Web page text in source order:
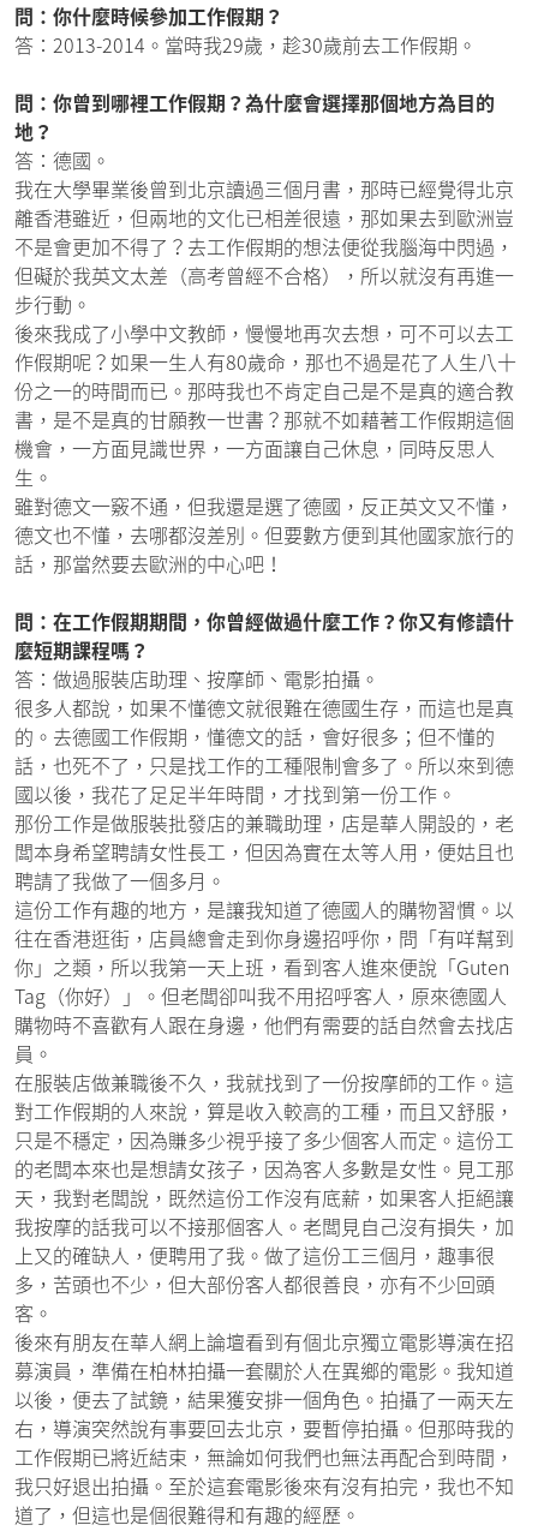
問：你什麼時候參加工作假期？
答：2013-2014。當時我29歲，趁30歲前去工作假期。
問：你曾到哪裡工作假期？為什麼會選擇那個地方為目的
地？
答：德國。
我在大學畢業後曾到北京讀過三個月書，那時已經覺得北京
離香港雖近，但兩地的文化已相差很遠，那如果去到歐洲豈
不是會更加不得了？去工作假期的想法便從我腦海中閃過，
但礙於我英文太差（高考曾經不合格），所以就沒有再進一
步行動。
後來我成了小學中文教師，慢慢地再次去想，可不可以去工
作假期呢？如果一生人有80歲命，那也不過是花了人生八十
份之一的時間而已。那時我也不肯定自己是不是真的適合教
書，是不是真的甘願教一世書？那就不如藉著工作假期這個
機會，一方面見識世界，一方面讓自己休息，同時反思人
生。
雖對德文一竅不通，但我還是選了德國，反正英文又不懂，
德文也不懂，去哪都沒差別。但要數方便到其他國家旅行的
話，那當然要去歐洲的中心吧！
問：在工作假期期間，你曾經做過什麼工作？你又有修讀什
麼短期課程嗎？
答：做過服裝店助理、按摩師、電影拍攝。
很多人都說，如果不懂德文就很難在德國生存，而這也是真
的。去德國工作假期，懂德文的話，會好很多；但不懂的
話，也死不了，只是找工作的工種限制會多了。所以來到德
國以後，我花了足足半年時間，才找到第一份工作。
那份工作是做服裝批發店的兼職助理，店是華人開設的，老
闆本身希望聘請女性長工，但因為實在太等人用，便姑且也
聘請了我做了一個多月。
這份工作有趣的地方，是讓我知道了德國人的購物習慣。以
往在香港逛街，店員總會走到你身邊招呼你，問「有咩幫到
你」之類，所以我第一天上班，看到客人進來便說「Guten
Tag（你好）」。但老闆卻叫我不用招呼客人，原來德國人
購物時不喜歡有人跟在身邊，他們有需要的話自然會去找店
員。
在服裝店做兼職後不久，我就找到了一份按摩師的工作。這
對工作假期的人來說，算是收入較高的工種，而且又舒服，
只是不穩定，因為賺多少視乎接了多少個客人而定。這份工
的老闆本來也是想請女孩子，因為客人多數是女性。見工那
天，我對老闆說，既然這份工作沒有底薪，如果客人拒絕讓
我按摩的話我可以不接那個客人。老闆見自己沒有損失，加
上又的確缺人，便聘用了我。做了這份工三個月，趣事很
多，苦頭也不少，但大部份客人都很善良，亦有不少回頭
客。
後來有朋友在華人網上論壇看到有個北京獨立電影導演在招
募演員，準備在柏林拍攝一套關於人在異鄉的電影。我知道
以後，便去了試鏡，結果獲安排一個角色。拍攝了一兩天左
右，導演突然說有事要回去北京，要暫停拍攝。但那時我的
工作假期已將近結束，無論如何我們也無法再配合到時間，
我只好退出拍攝。至於這套電影後來有沒有拍完，我也不知
道了，但這也是個很難得和有趣的經歷。